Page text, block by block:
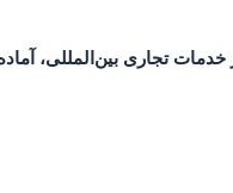
تجاری بین‌المللی،